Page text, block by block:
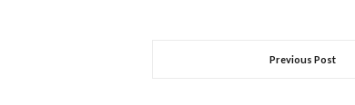
Previous Post